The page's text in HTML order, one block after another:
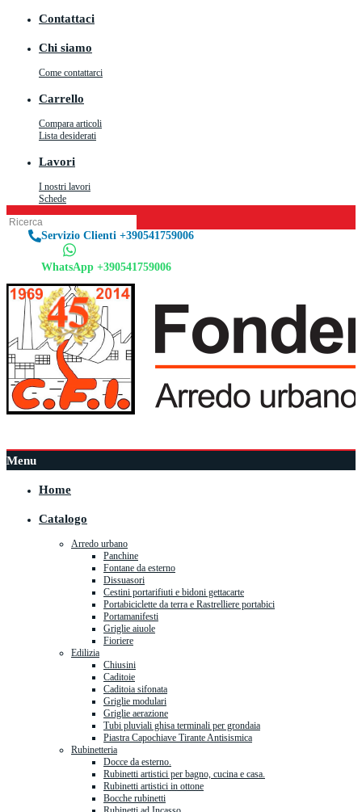
Contattaci
Chi siamo
Come contattarci
Carrello
Compara articoli
Lista desiderati
Lavori
I nostri lavori
Schede
Servizio Clienti +390541759006
WhatsApp +390541759006
Menu
Home
Catalogo
Arredo urbano
Panchine
Fontane da esterno
Dissuasori
Cestini portarifiuti e bidoni gettacarte
Portabiciclette da terra e Rastrelliere portabici
Portamanifesti
Griglie aiuole
Fioriere
Edilizia
Chiusini
Caditoie
Caditoia sifonata
Griglie modulari
Griglie aerazione
Tubi pluviali ghisa terminali per grondaia
Piastra Capochiave Tirante Antisismica
Rubinetteria
Docce da esterno.
Rubinetti artistici per bagno, cucina e casa.
Rubinetti artistici in ottone
Bocche rubinetti